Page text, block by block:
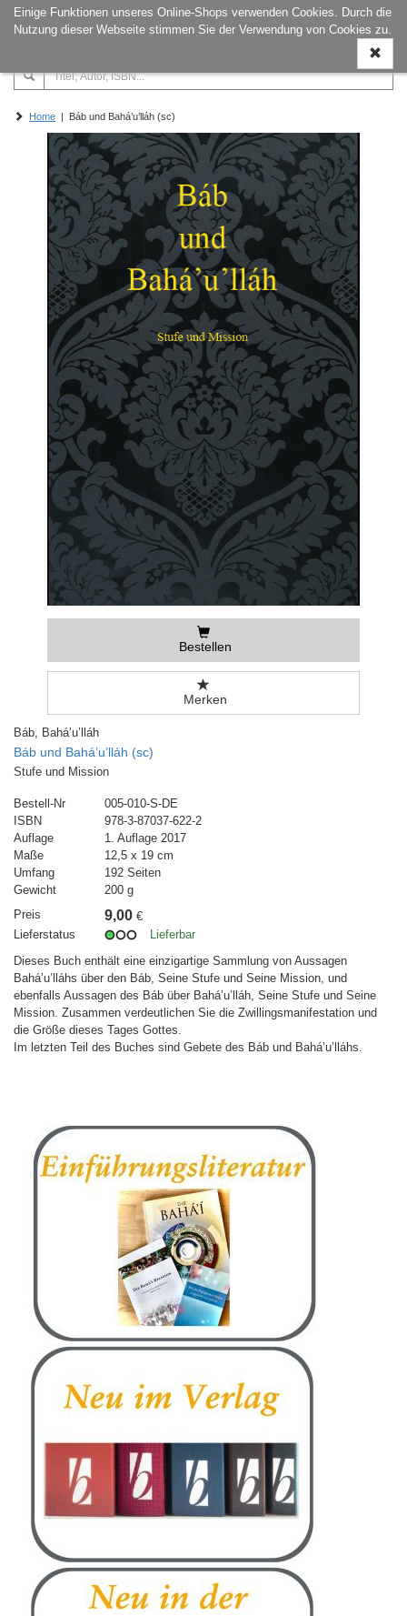
Einige Funktionen unseres Online-Shops verwenden Cookies. Durch die
Nutzung dieser Webseite stimmen Sie der Verwendung von Cookies zu.
ein-/
Home | Báb und Bahá’u’lláh (sc)
Bestellen
Merken
Báb, Bahá’u’lláh
Báb und Bahá’u’lláh (sc)
Stufe und Mission
Bestell-Nr
005-010-S-DE
ISBN
978-3-87037-622-2
Auflage
1. Auflage 2017
Maße
12,5 x 19 cm
Umfang
192 Seiten
Gewicht
200 g
Preis
9,00 €
Lieferstatus
Lieferbar
Dieses Buch enthält eine einzigartige Sammlung von Aussagen
Bahá’u’lláhs über den Báb, Seine Stufe und Seine Mission, und
ebenfalls Aussagen des Báb über Bahá’u’lláh, Seine Stufe und Seine
Mission. Zusammen verdeutlichen Sie die Zwillingsmanifestation und
die Größe dieses Tages Gottes.
Im letzten Teil des Buches sind Gebete des Báb und Bahá’u’lláhs.